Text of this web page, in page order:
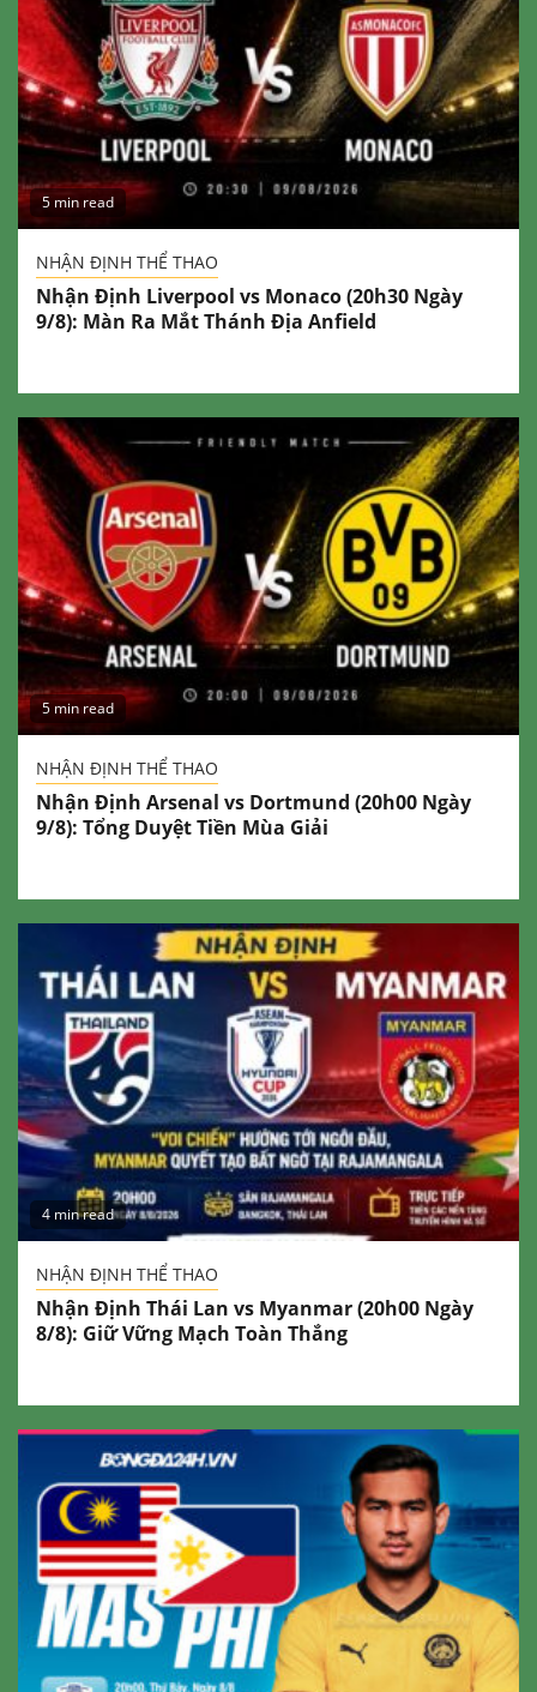
5 min read
NHẬN ĐỊNH THỂ THAO
Nhận Định Liverpool vs Monaco (20h30 Ngày
9/8): Màn Ra Mắt Thánh Địa Anfield
5 min read
NHẬN ĐỊNH THỂ THAO
Nhận Định Arsenal vs Dortmund (20h00 Ngày
9/8): Tổng Duyệt Tiền Mùa Giải
4 min read
NHẬN ĐỊNH THỂ THAO
Nhận Định Thái Lan vs Myanmar (20h00 Ngày
8/8): Giữ Vững Mạch Toàn Thắng